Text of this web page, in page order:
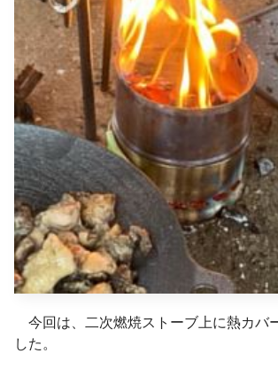
今回は、二次燃焼ストーブ上に熱カバ
した。